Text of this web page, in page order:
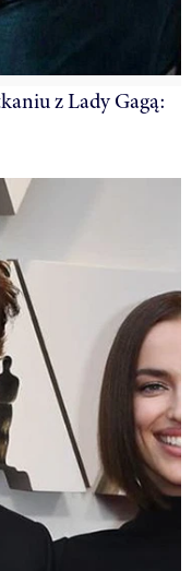
z Lady Gagą: